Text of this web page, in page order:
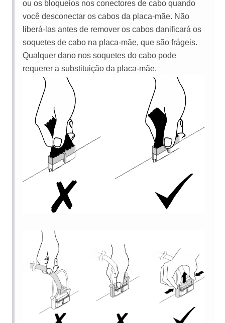
ou os bloqueios nos conectores de cabo quando
você desconectar os cabos da placa-mãe. Não
liberá-las antes de remover os cabos danificará os
soquetes de cabo na placa-mãe, que são frágeis.
Qualquer dano nos soquetes do cabo pode
requerer a substituição da placa-mãe.